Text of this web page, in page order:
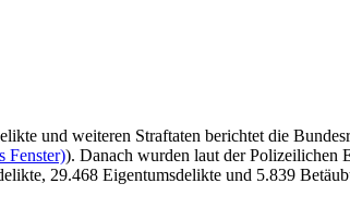
und weiteren Straftaten berichtet die
Fenster)). Danach wurden laut der Polizeilichen
29.468 Eigentumsdelikte und 5.839